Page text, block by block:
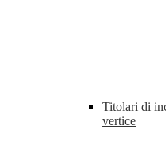
Titolari di
vertice